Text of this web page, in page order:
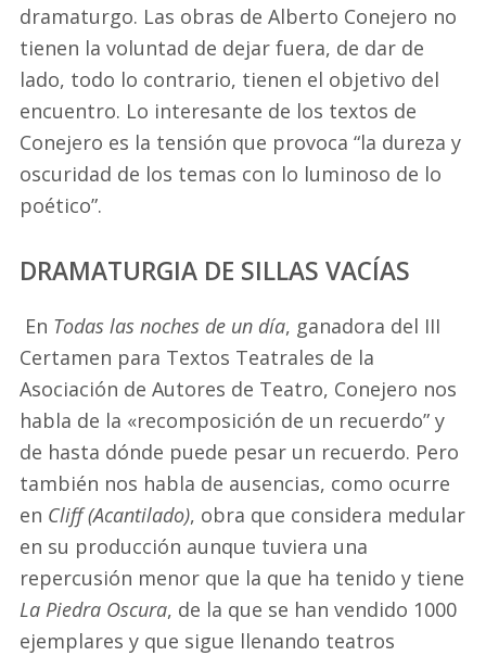
dramaturgo. Las obras de Alberto Conejero no
tienen la voluntad de dejar fuera, de dar de
lado, todo lo contrario, tienen el objetivo del
encuentro. Lo interesante de los textos de
Conejero es la tensión que provoca “la dureza y
oscuridad de los temas con lo luminoso de lo
poético”.
DRAMATURGIA DE SILLAS VACÍAS
En Todas las noches de un día, ganadora del III
Certamen para Textos Teatrales de la
Asociación de Autores de Teatro, Conejero nos
habla de la «recomposición de un recuerdo” y
de hasta dónde puede pesar un recuerdo. Pero
también nos habla de ausencias, como ocurre
en Cliff (Acantilado), obra que considera medular
en su producción aunque tuviera una
repercusión menor que la que ha tenido y tiene
La Piedra Oscura, de la que se han vendido 1000
ejemplares y que sigue llenando teatros